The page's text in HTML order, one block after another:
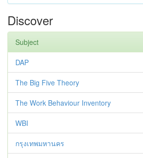
Discover
Subject
DAP
The Big Five Theory
The Work Behaviour Inventory
WBI
กรุงเทพมหานคร